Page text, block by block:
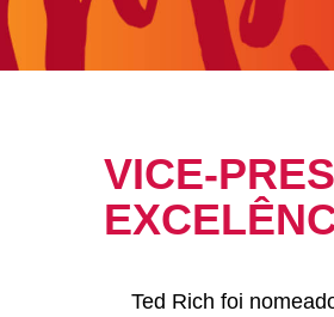
VICE-
Ted Rich foi